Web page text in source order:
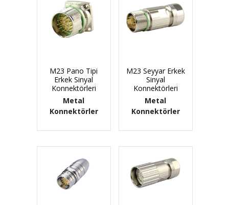
M23 Pano Tipi
Erkek Sinyal
Konnektörleri
Metal
Konnektörler
M23 Seyyar Erkek
Sinyal
Konnektörleri
Metal
Konnektörler